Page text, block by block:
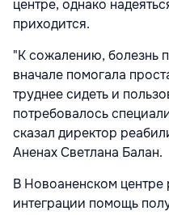
центре, однако
приходится.
"К сожалению, болезнь
вначале помогала
труднее сидеть и
потребовалось
сказал директор
Аненах Светлана Балан.
В Новоаненском
интеграции помощь